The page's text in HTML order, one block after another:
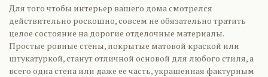
Для того чтобы интерьер вашего дома смотрелся
действительно роскошно, совсем не обязательно тратить
целое состояние на дорогие отделочные материалы.
Простые ровные стены, покрытые матовой краской или
штукатуркой, станут отличной основой для любого стиля, а
всего одна стена или даже ее часть, украшенная фактурным